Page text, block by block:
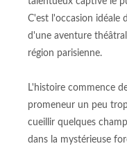
C'est l'occasion idéale
d'une aventure
région parisienne.
L'histoire commence
promeneur un peu
cueillir quelques
dans la mystérieuse